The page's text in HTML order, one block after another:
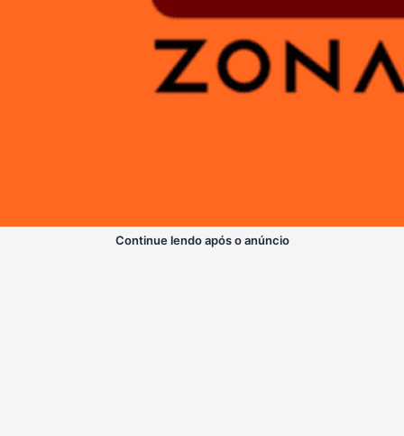
Continue lendo após o anúncio